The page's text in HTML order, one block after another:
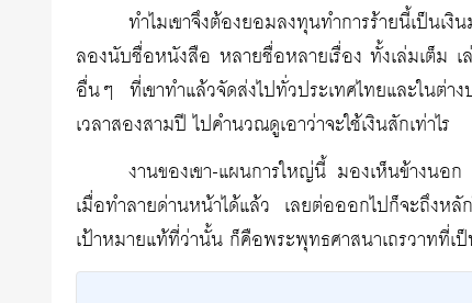
ทำไมเขาจึงต้องยอมลงทุนทำการร้ายนี้เป็
ลองนับชื่อหนังสือ หลายชื่อหลายเรื่อง ทั้งเล่มเต็ม
อื่นๆ ที่เขาทำแล้วจัดส่งไปทั่วประเทศไทยและในต่
เวลาสองสามปี ไปคำนวณดูเอาว่าจะใช้เงินสักเท่าไร
งานของเขา-แผนการใหญ่นี้ มองเห็นข้างน
เมื่อทำลายด่านหน้าได้แล้ว เลยต่อออกไปก็จะถึงห
เป้าหมายแท้ที่ว่านั้น ก็คือพระพุทธศาสนาเถรวาทที่เป็